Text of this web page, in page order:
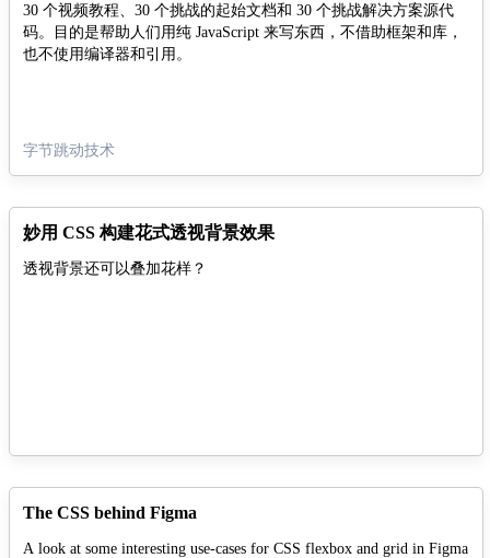
30 个视频教程、30 个挑战的起始文档和 30 个挑战解决方案源代
码。目的是帮助人们用纯 JavaScript 来写东西，不借助框架和库，
也不使用编译器和引用。
字节跳动技术
妙用 CSS 构建花式透视背景效果
透视背景还可以叠加花样？
The CSS behind Figma
A look at some interesting use-cases for CSS flexbox and grid in Figma